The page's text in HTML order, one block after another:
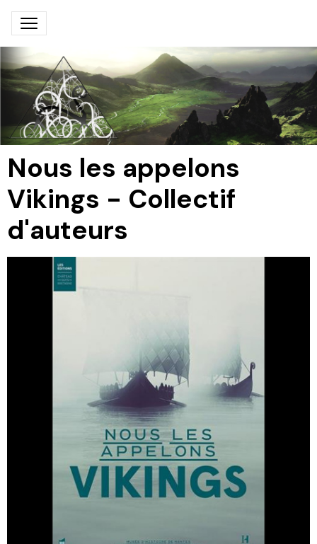
Nous les appelons
Vikings - Collectif
d'auteurs